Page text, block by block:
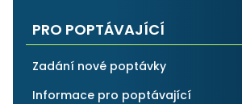
PRO POPTÁVAJÍCÍ
Zadání nové poptávky
Informace pro poptávající